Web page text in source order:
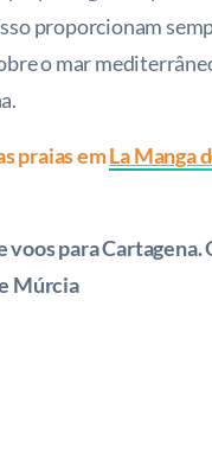
proporcionam
o mar
praias emLa Manga
voos para
Múrcia